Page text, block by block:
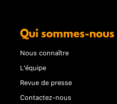
Qui sommes-nous
Nous connaître
L'équipe
Revue de presse
Contactez-nous